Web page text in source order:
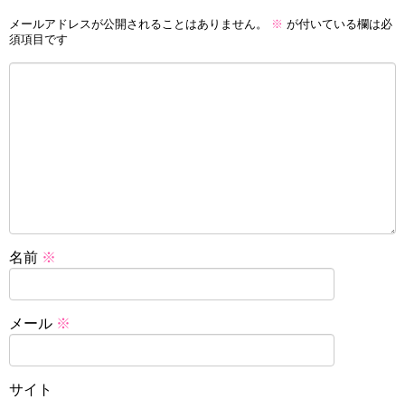
メールアドレスが公開されることはありません。 ※ が付いている欄は必
須項目です
名前 ※
メール ※
サイト